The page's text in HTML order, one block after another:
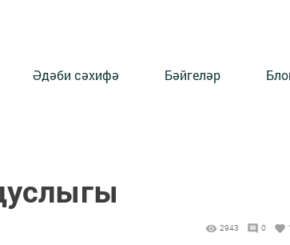
Әдәби сәхифә Бәйгеләр
2943 0